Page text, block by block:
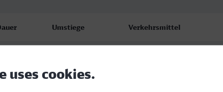
Umstiege Verkehrsmittel